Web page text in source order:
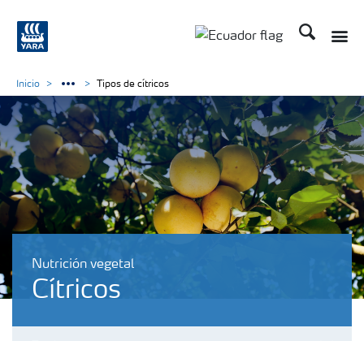
Buscar
Nutrición vegetal
Cítricos
Inicio Tipos de cítricos